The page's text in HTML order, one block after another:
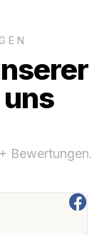
Bewertungen.